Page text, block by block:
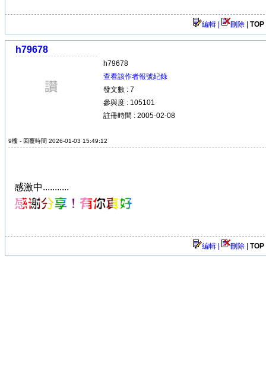
編輯 | 刪除 TOP
h79678
h79678
查看該作者報號紀錄
發文數 : 7
參與度 : 105101
註冊時間 : 2005-02-08
9樓 - 回覆時間 2026-01-03 15:49:12
感激中...........
編輯 | 刪除 TOP